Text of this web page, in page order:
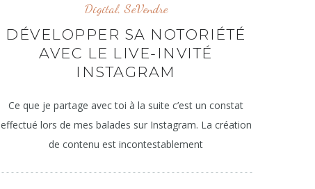
Digital,SeVendre
DÉVELOPPER SA NOTORIÉTÉ
AVEC LE LIVE-INVITÉ
INSTAGRAM
Ce que je partage avec toi à la suite c’est un constat
effectué lors de mes balades sur Instagram. La création
de contenu est incontestablement